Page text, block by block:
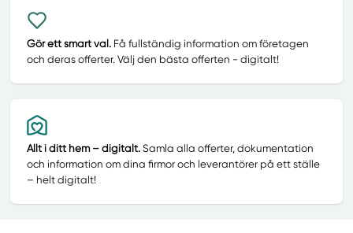
Gör ett smart val.Få fullständig information om företagen
och deras offerter. Välj den bästa offerten - digitalt!
Allt i ditt hem – digitalt.Samla alla offerter, dokumentation
och information om dina firmor och leverantörer på ett ställe
– helt digitalt!